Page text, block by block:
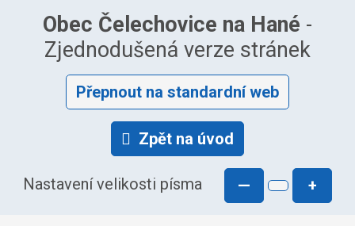
Obec Čelechovice na Hané -
Zjednodušená verze stránek
Přepnout na standardní web
Zpět na úvod
Nastavení velikosti písma — +